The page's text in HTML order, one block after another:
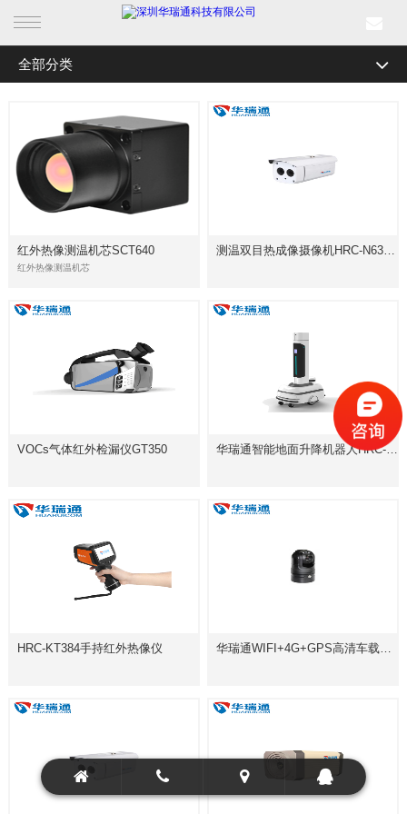
首页
行业产品
解决方案
成功案例
全部分类
红外热像测温机芯SCT640
红外热像测温机芯
测温双目热成像摄像机HRC-N6300系列
VOCs气体红外检漏仪GT350 华瑞通智能地面升降机器人HRC-R600D2S
HRC-KT384手持红外热像仪 华瑞通WIFI+4G+GPS高清车载球型摄像机HRC-P6120P